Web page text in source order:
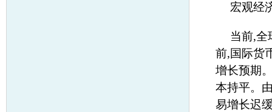
宏观经
当前,全
前,国际货
增长预期
本持平。
易增长迟